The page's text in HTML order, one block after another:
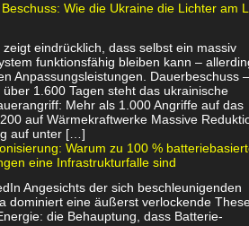
Wie die Ukraine die Lichter am
eindrücklich, dass selbst ein massiv
funktionsfähig bleiben kann –
Anpassungsleistungen. Dauerbeschuss
1.600 Tagen steht das ukrainische
Mehr als 1.000 Angriffe auf das
auf Wärmekraftwerke Massive
auf unter […]
Warum zu 100 %
eine Infrastrukturfalle sind
Angesichts der sich beschleunigenden
dominiert eine äußerst verlockende
die Behauptung, dass Batterie-